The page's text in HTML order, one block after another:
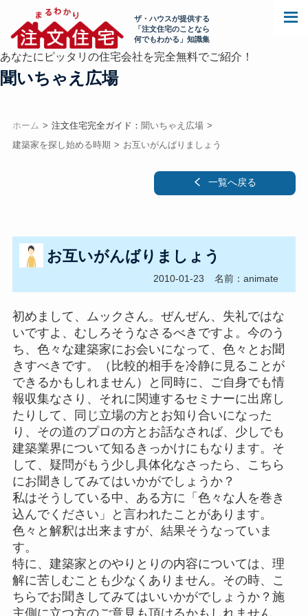
ザ・ハウスが提供する
「注文住宅のことなら
何でもわかる」知識集
あなたにピッタリの住宅会社を完全無料でご紹介！
聞いちゃえ広場
ホーム 注文住宅完全ガイド： 聞いちゃえ広場
建築家を探し始める時期
お互いがんばりましょう
一覧へ戻る
お互いがんばりましょう
2010-01-23 名前：animate
初めまして、ムックさん。ぜんぜん、失礼ではな
いですよ、むしろそうなさるべきですよ。今のう
ち、色々な建築家にお会いになって、色々とお聞
きすべきです。（比較的相手を冷静に見ることが
できるかもしれません）と同時に、ご自身でも情
報収集なさり、それに関連するセミナーに出席し
たりして、同じ立場の方とお知り合いになった
り、その道のプロの方とお話なされば、少しでも
建築業界について知るきっかけにもなります。そ
して、疑問がもう少し具体化なさったら、こちら
にお聞きしてみてはいかがでしょうか？
私はそうしている中、ある方に「色々な人を巻き
込んでください」と言われたことがあります。
色々と解釈は出来ますが、結果そうなっていま
す。
特に、建築家とのやりとりの内容については、理
解に苦しむことも少なくありません。その時、こ
ちらでお聞きしてみてはいいかがでしょうか？施
主側に立つ方のご意見も頂けるかもしれません。